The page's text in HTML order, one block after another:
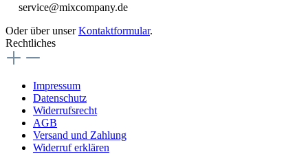
service@mixcompany.de
Oder über unserKontaktformular.
Rechtliches
Impressum
Datenschutz
Widerrufsrecht
AGB
Versand und Zahlung
Widerruf erklären